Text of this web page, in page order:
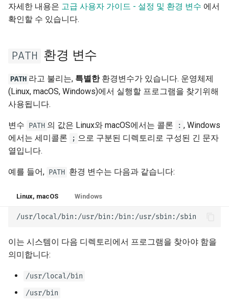
자세한 내용은 고급 사용자 가이드 - 설정 및 환경 변수 에서
확인할 수 있습니다.
PATH 환경 변수
PATH 라고 불리는, 특별한환경변수가 있습니다. 운영체제
(Linux, macOS, Windows)에서 실행할 프로그램을 찾기위해
사용됩니다.
변수 PATH 의 값은 Linux와 macOS에서는 콜론 : , Windows
에서는 세미콜론
; 으로 구분된 디렉토리로 구성된 긴 문자
열입니다.
예를 들어, PATH 환경 변수는 다음과 같습니다:
Linux, macOS Windows
이는 시스템이 다음 디렉토리에서 프로그램을 찾아야 함을
의미합니다:
/usr/local/bin
/usr/bin